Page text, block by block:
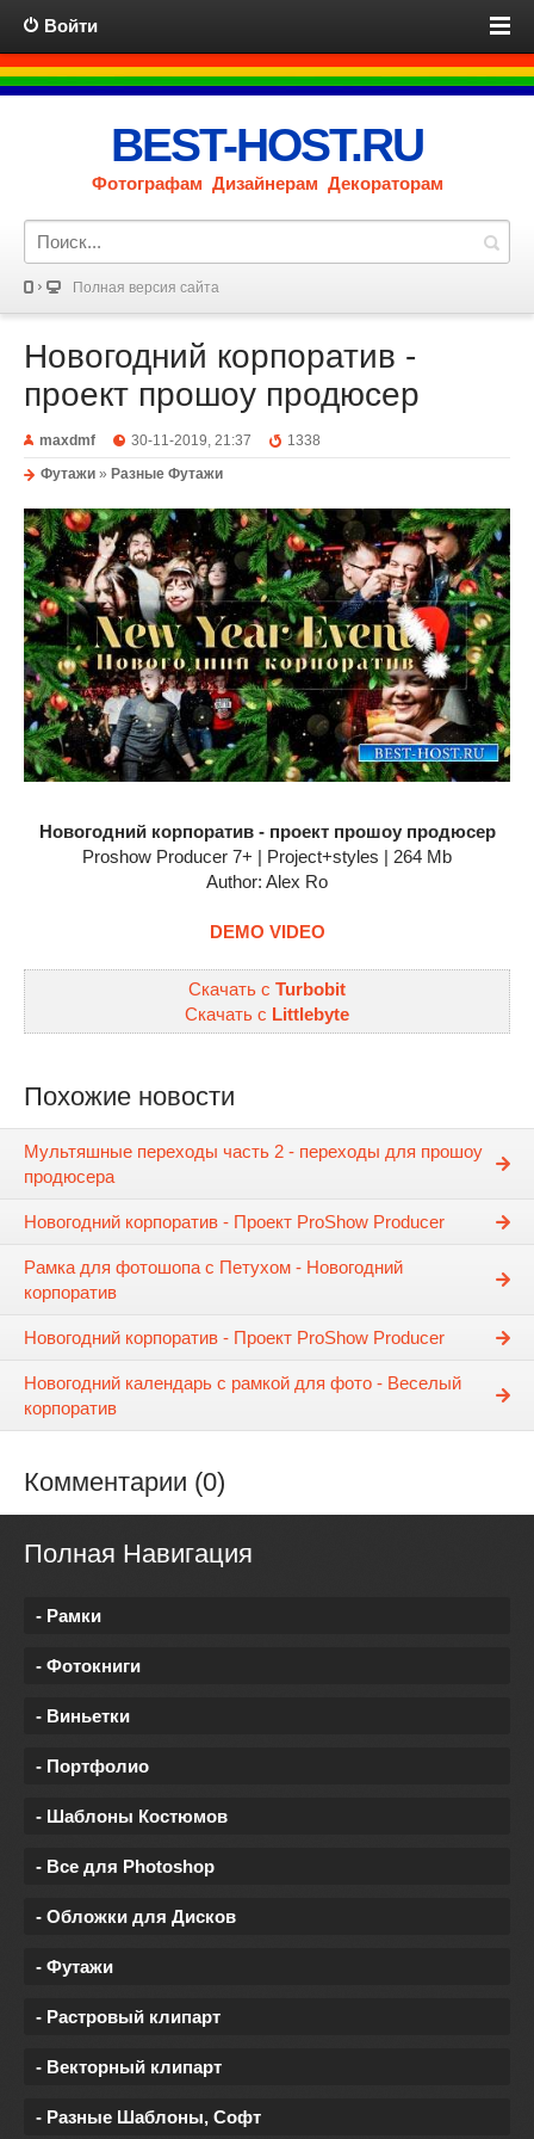
Войти
BEST-HOST.RU
Фотографам Дизайнерам Декораторам
Полная версия сайта
Новогодний корпоратив -
проект прошоу продюсер
maxdmf 30-11-2019, 21:37
1338
Футажи » Разные Футажи
Новогодний корпоратив - проект прошоу продюсер
Proshow Producer 7+ | Project+styles | 264 Mb
Author: Alex Ro
DEMO VIDEO
Скачать с Turbobit
Скачать с Littlebyte
Похожие новости
Мультяшные переходы часть 2 - переходы для прошоу
продюсера
Новогодний корпоратив - Проект ProShow Producer
Рамка для фотошопа с Петухом - Новогодний
корпоратив
Новогодний корпоратив - Проект ProShow Producer
Новогодний календарь с рамкой для фото - Веселый
корпоратив
Комментарии (0)
Полная Навигация
- Рамки
- Фотокниги
- Виньетки
- Портфолио
- Шаблоны Костюмов
- Все для Photoshop
- Обложки для Дисков
- Футажи
- Растровый клипарт
- Векторный клипарт
- Разные Шаблоны, Софт